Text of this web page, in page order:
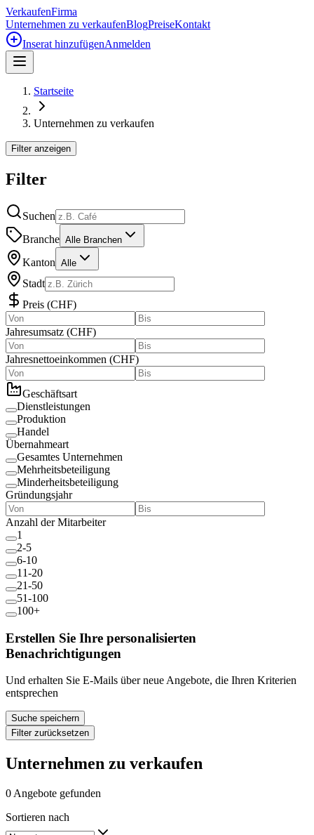
VerkaufenFirma
Unternehmen zu verkaufenBlogPreiseKontakt
Inserat hinzufügenAnmelden
Startseite
Unternehmen zu verkaufen
Filter anzeigen
Filter
Suchen
Branche Alle Branchen
Kanton Alle
Stadt
Preis (CHF)
Jahresumsatz (CHF)
Jahresnettoeinkommen (CHF)
Geschäftsart
Dienstleistungen
Produktion
Handel
Übernahmeart
Gesamtes Unternehmen
Mehrheitsbeteiligung
Minderheitsbeteiligung
Gründungsjahr
Anzahl der Mitarbeiter
1
2-5
6-10
11-20
21-50
51-100
100+
Erstellen Sie Ihre personalisierten
Benachrichtigungen
Und erhalten Sie E-Mails über neue Angebote, die Ihren Kriterien
entsprechen
Suche speichern
Filter zurücksetzen
Unternehmen zu verkaufen
0 Angebote gefunden
Sortieren nach